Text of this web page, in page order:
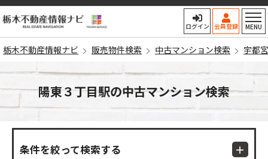
栃木不動産情報ナビ
ログイン 会員登録 MENU
栃木不動産情報ナビ 販売物件検索 中古マンション検索 宇都
陽東３丁目駅の中古マンション検索
条件を絞って検索する